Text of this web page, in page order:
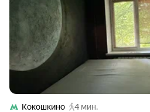
Кокошкино
4 мин.